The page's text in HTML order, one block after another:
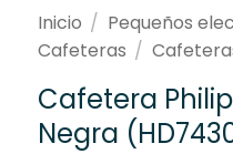
Inicio / Pequeños
Cafeteras /
Cafetera
Negra